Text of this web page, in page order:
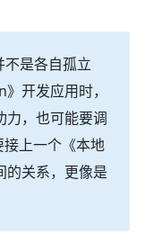
是各自孤立
开发应用时，
力，也可能要调
上一个《本地
的关系，更像是